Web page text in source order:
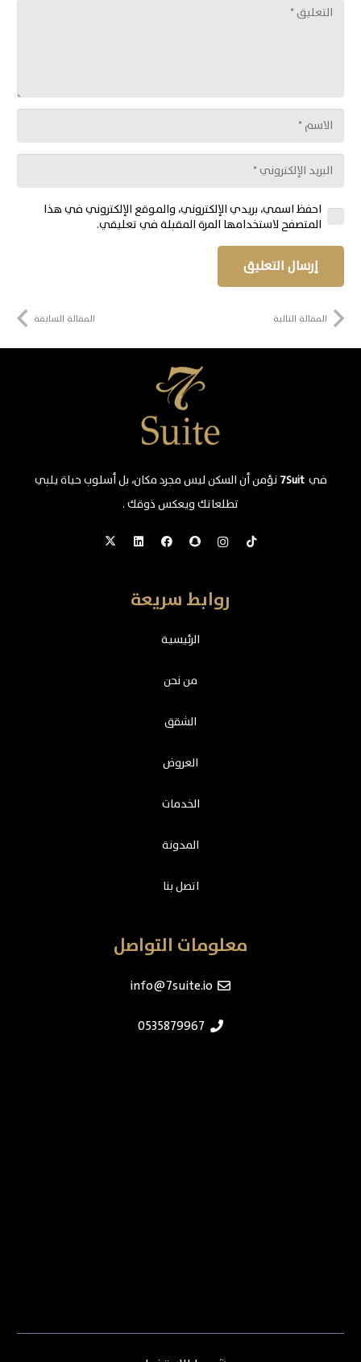
احفظ اسمي، بريدي الإلكتروني، والموقع الإلكتروني في هذا
المتصفح لاستخدامها المرة المقبلة في تعليقي.
إرسال التعليق
المقالة السابقة المقالة التالية
في7Suit نؤمن أن السكن ليس مجرد مكان، بل أسلوب حياة يلبي
تطلعاتك ويعكس ذوقك .
روابط سريعة
الرئيسية
من نحن
الشقق
العروض
الخدمات
المدونة
اتصل بنا
معلومات التواصل
info@7suite.io
0535879967